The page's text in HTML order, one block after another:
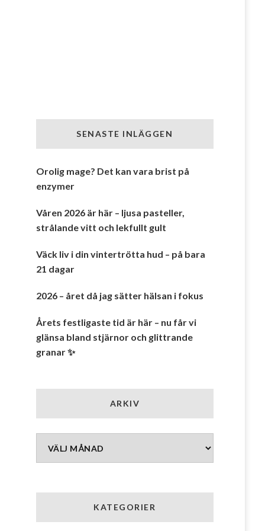
SENASTE INLÄGGEN
Orolig mage? Det kan vara brist på
enzymer
Våren 2026 är här – ljusa pasteller,
strålande vitt och lekfullt gult
Väck liv i din vintertrötta hud – på bara
21 dagar
2026 – året då jag sätter hälsan i fokus
Årets festligaste tid är här – nu får vi
glänsa bland stjärnor och glittrande
granar ✨
ARKIV
Arkiv
KATEGORIER